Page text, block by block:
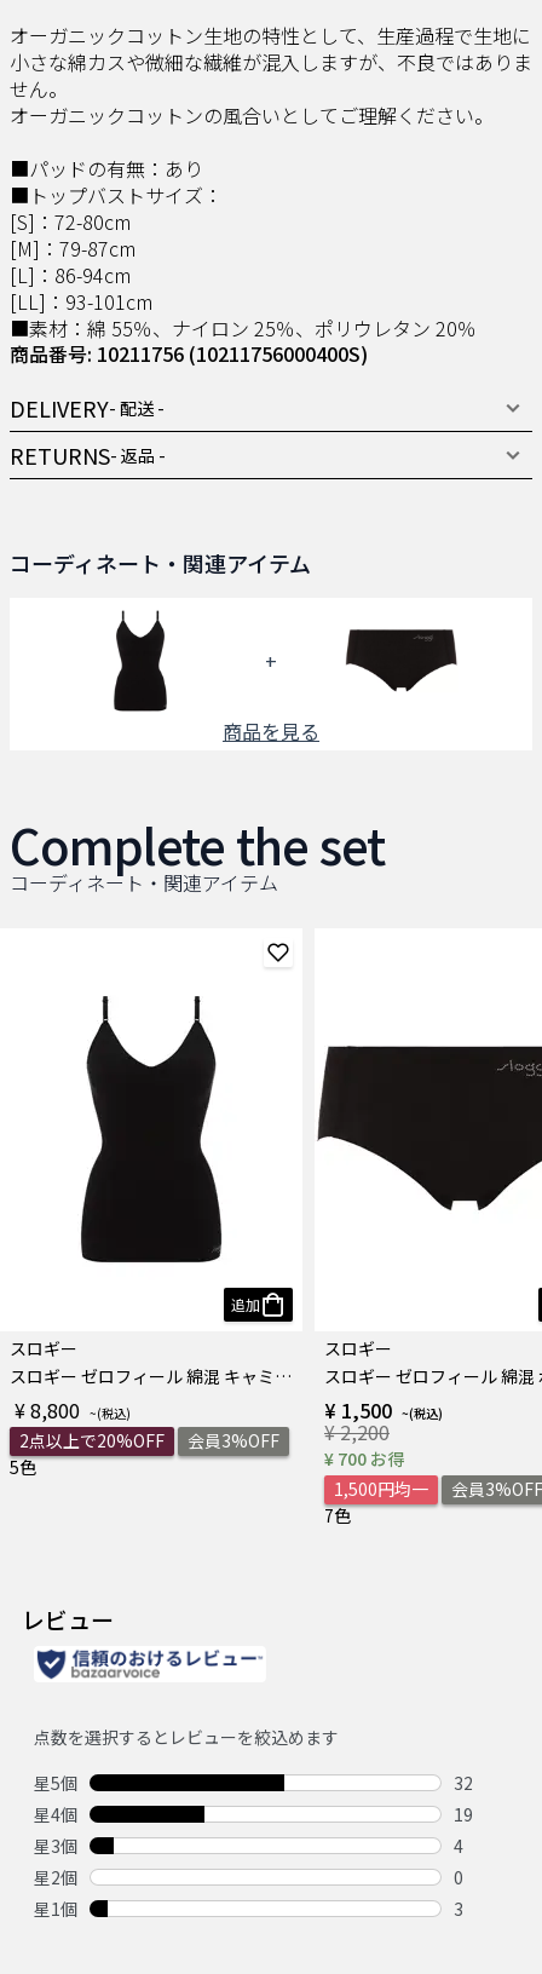
オーガニックコットン生地の特性として、生産過程で生地に
小さな綿カスや微細な繊維が混入しますが、不良ではありま
せん。
オーガニックコットンの風合いとしてご理解ください。
■パッドの有無：あり
■トップバストサイズ：
[S]：72-80cm
[M]：79-87cm
[L]：86-94cm
[LL]：93-101cm
■素材：綿 55％、ナイロン 25％、ポリウレタン 20％
商品番号: 10211756 (10211756000400S)
DELIVERY- 配送 -
RETURNS- 返品 -
コーディネート・関連アイテム
+
商品を見る
Complete the set
コーディネート・関連アイテム
追加
スロギー
スロギー ゼロフィール 綿混 キャミソール
¥ 8,800
2点以上で20%OFF
会員3%OFF
5色
スロギー
¥ 1,500
¥ 2,200
¥ 700 お得
1,500円均一
会員3%OFF
7色